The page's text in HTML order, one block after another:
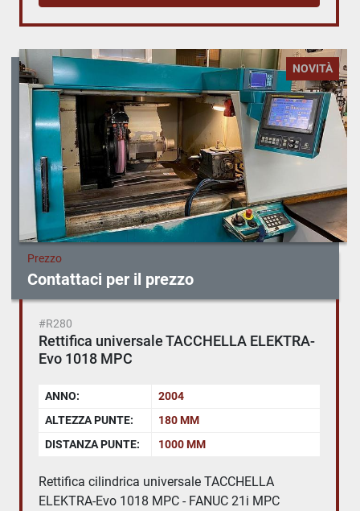
NOVITÀ
Prezzo
Contattaci per il prezzo
#R280
Rettifica universale TACCHELLA ELEKTRA-
Evo 1018 MPC
ANNO:
2004
ALTEZZA PUNTE:
180 MM
DISTANZA PUNTE:
1000 MM
Rettifica cilindrica universale TACCHELLA
ELEKTRA-Evo 1018 MPC - FANUC 21i MPC